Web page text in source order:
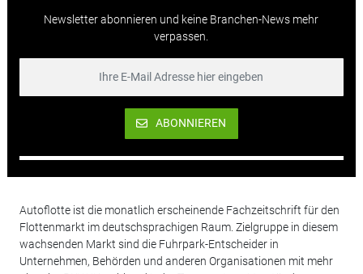
Newsletter abonnieren und keine Branchen-News mehr
verpassen.
ABONNIEREN
Autoflotte ist die monatlich erscheinende Fachzeitschrift für den
Flottenmarkt im deutschsprachigen Raum. Zielgruppe in diesem
wachsenden Markt sind die Fuhrpark-Entscheider in
Unternehmen, Behörden und anderen Organisationen mit mehr